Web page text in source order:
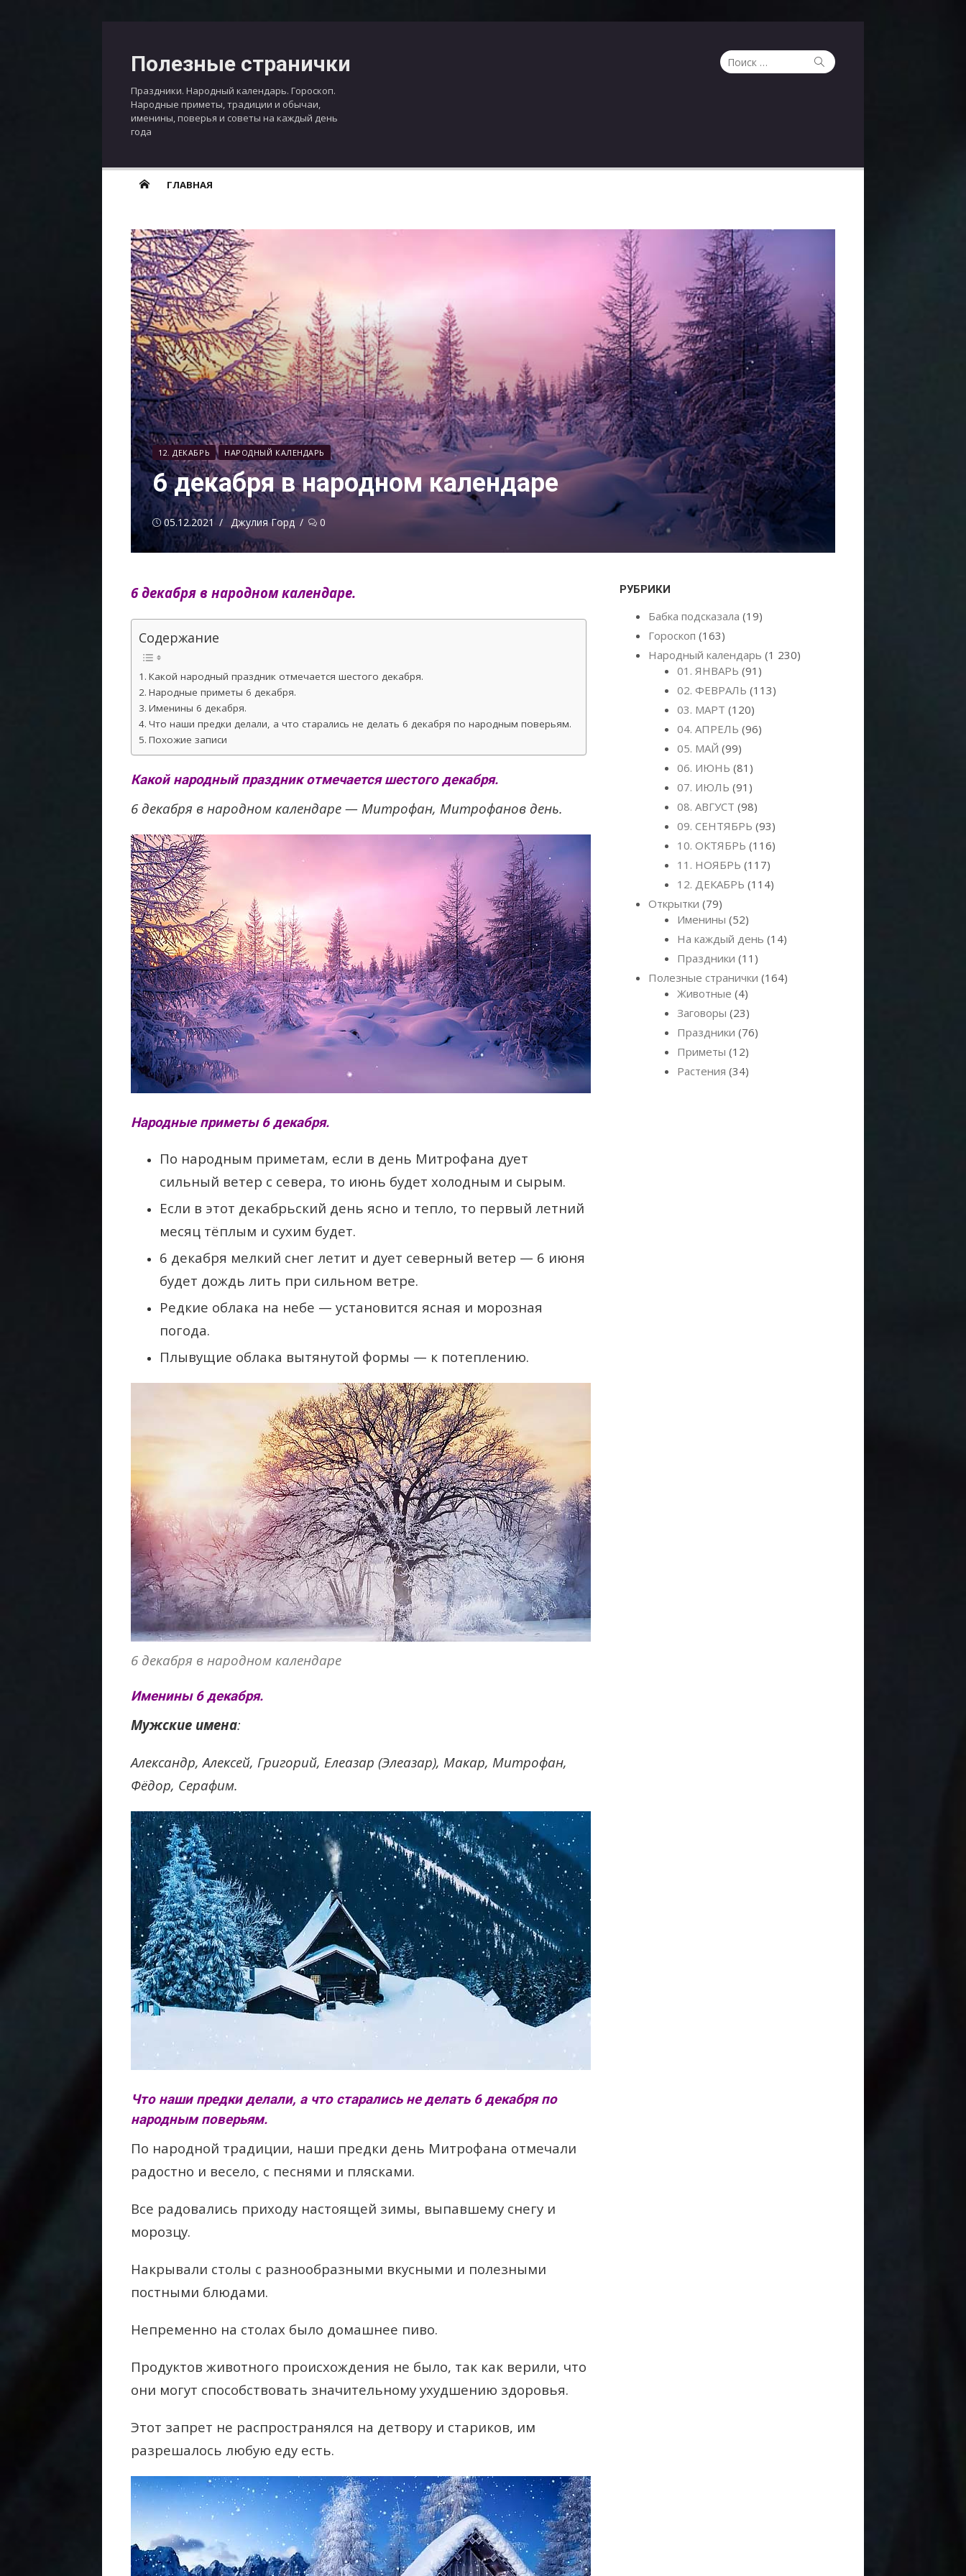
Полезные странички
Праздники. Народный календарь. Гороскоп.
Народные приметы, традиции и обычаи,
именины, поверья и советы на каждый день
года
Поиск
по:
Поиск
ГЛАВНАЯ
12. ДЕКАБРЬ НАРОДНЫЙ КАЛЕНДАРЬ
6 декабря в народном календаре
Опубликовано
05.12.2021 Автор
Джулия Горд 0
6 декабря в народном календаре.
Содержание
Какой народный праздник отмечается шестого декабря.
Народные приметы 6 декабря.
Именины 6 декабря.
Что наши предки делали, а что старались не делать 6 декабря по народным поверьям.
Похожие записи
Какой народный праздник отмечается шестого декабря.
6 декабря в народном календаре — Митрофан, Митрофанов день.
Народные приметы 6 декабря.
По народным приметам, если в день Митрофана дует
сильный ветер с севера, то июнь будет холодным и сырым.
Если в этот декабрьский день ясно и тепло, то первый летний
месяц тёплым и сухим будет.
6 декабря мелкий снег летит и дует северный ветер — 6 июня
будет дождь лить при сильном ветре.
Редкие облака на небе — установится ясная и морозная
погода.
Плывущие облака вытянутой формы — к потеплению.
6 декабря в народном календаре
Именины 6 декабря.
Мужские имена:
Александр, Алексей, Григорий, Елеазар (Элеазар), Макар, Митрофан,
Фёдор, Серафим.
Что наши предки делали, а что старались не делать 6 декабря по
народным поверьям.
По народной традиции, наши предки день Митрофана отмечали
радостно и весело, с песнями и плясками.
Все радовались приходу настоящей зимы, выпавшему снегу и
морозцу.
Накрывали столы с разнообразными вкусными и полезными
постными блюдами.
Непременно на столах было домашнее пиво.
Продуктов животного происхождения не было, так как верили, что
они могут способствовать значительному ухудшению здоровья.
Этот запрет не распространялся на детвору и стариков, им
разрешалось любую еду есть.
РУБРИКИ
Бабка подсказала (19)
Гороскоп (163)
Народный календарь (1 230)
01. ЯНВАРЬ (91)
02. ФЕВРАЛЬ (113)
03. МАРТ (120)
04. АПРЕЛЬ (96)
05. МАЙ (99)
06. ИЮНЬ (81)
07. ИЮЛЬ (91)
08. АВГУСТ (98)
09. СЕНТЯБРЬ (93)
10. ОКТЯБРЬ (116)
11. НОЯБРЬ (117)
12. ДЕКАБРЬ (114)
Открытки (79)
Именины (52)
На каждый день (14)
Праздники (11)
Полезные странички (164)
Животные (4)
Заговоры (23)
Праздники (76)
Приметы (12)
Растения (34)